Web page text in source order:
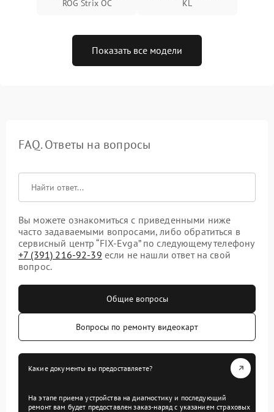
KL
Показать все модели
FAQ. Ответы на вопросы
Вы можете ознакомиться с приведенными ниже
часто задаваемыми вопросами, либо обратиться в
сервисный центр “FIX-Evga” по следующему телефону
+7 (391) 216-92-39 если не нашли ответ на свой
вопрос.
Общие вопросы
Вопросы по ремонту видеокарт
Какие документы вы предоставляете?
На этапе приема устройства на диагностику и последующий
ремонт вам будет предоставлен заказ-наряд с указанием страховых